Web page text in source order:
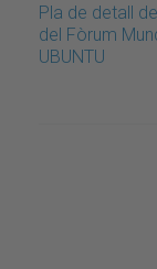
Pla de detall
del Fòrum
UBUNTU